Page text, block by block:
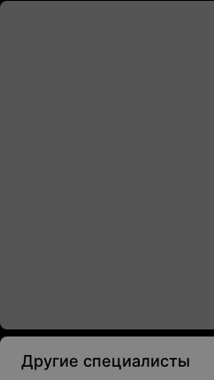
Другие специалисты